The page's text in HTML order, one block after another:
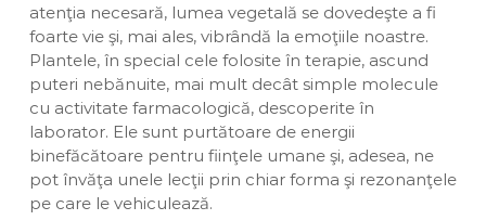
atenţia necesară, lumea vegetală se dovedeşte a fi
foarte vie şi, mai ales, vibrândă la emoţiile noastre.
Plantele, în special cele folosite în terapie, ascund
puteri nebănuite, mai mult decât simple molecule
cu activitate farmacologică, descoperite în
laborator. Ele sunt purtătoare de energii
binefăcătoare pentru fiinţele umane şi, adesea, ne
pot învăţa unele lecţii prin chiar forma şi rezonanţele
pe care le vehiculează.